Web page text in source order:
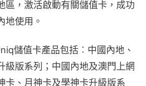
區，激活啟動有關儲值卡，成功
地使用。
儲值卡產品包括︰中國內地、
級版系列；中國內地及澳門上網
卡、月神卡及學神卡升級版系